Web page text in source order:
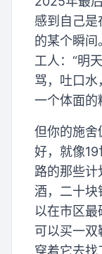
感到自己
的某个瞬间
工人：“明
骂，吐口水
一个体面的
但你的施舍
好，就像
路的那些计
酒，二十块
以在市区
可以买一双